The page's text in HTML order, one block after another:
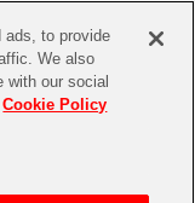
EVENT
ads, to provide
We also
with our social
Cookie Policy